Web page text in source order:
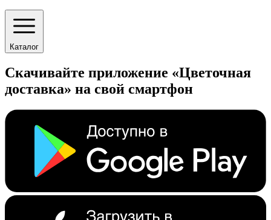
Каталог
Скачивайте приложение «Цветочная
доставка» на свой смартфон